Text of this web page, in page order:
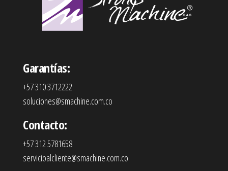
Garantías:
+57 310 3712222
soluciones@smachine.com.co
Contacto:
+57 312 5781658
servicioalcliente@smachine.com.co